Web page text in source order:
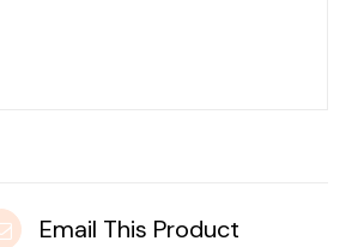
Email This Product